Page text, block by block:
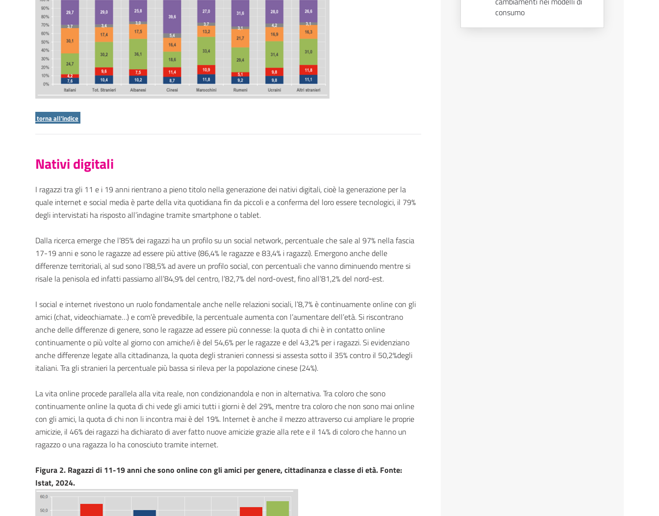
torna all'indice
Nativi digitali
I ragazzi tra gli 11 e i 19 anni rientrano a pieno titolo nella generazione dei nativi digitali, cioè la generazione per la
quale internet e social media è parte della vita quotidiana fin da piccoli e a conferma del loro essere tecnologici, il 79%
degli intervistati ha risposto all’indagine tramite smartphone o tablet.
Dalla ricerca emerge che l’85% dei ragazzi ha un profilo su un social network, percentuale che sale al 97% nella fascia
17-19 anni e sono le ragazze ad essere più attive (86,4% le ragazze e 83,4% i ragazzi). Emergono anche delle
differenze territoriali, al sud sono l’88,5% ad avere un profilo social, con percentuali che vanno diminuendo mentre si
risale la penisola ed infatti passiamo all’84,9% del centro, l’82,7% del nord-ovest, fino all’81,2% del nord-est.
I social e internet rivestono un ruolo fondamentale anche nelle relazioni sociali, l’8,7% è continuamente online con gli
amici (chat, videochiamate…) e com’è prevedibile, la percentuale aumenta con l’aumentare dell’età. Si riscontrano
anche delle differenze di genere, sono le ragazze ad essere più connesse: la quota di chi è in contatto online
continuamente o più volte al giorno con amiche/i è del 54,6% per le ragazze e del 43,2% per i ragazzi. Si evidenziano
anche differenze legate alla cittadinanza, la quota degli stranieri connessi si assesta sotto il 35% contro il 50,2%degli
italiani. Tra gli stranieri la percentuale più bassa si rileva per la popolazione cinese (24%).
La vita online procede parallela alla vita reale, non condizionandola e non in alternativa. Tra coloro che sono
continuamente online la quota di chi vede gli amici tutti i giorni è del 29%, mentre tra coloro che non sono mai online
con gli amici, la quota di chi non li incontra mai è del 19%. Internet è anche il mezzo attraverso cui ampliare le proprie
amicizie, il 46% dei ragazzi ha dichiarato di aver fatto nuove amicizie grazie alla rete e il 14% di coloro che hanno un
ragazzo o una ragazza lo ha conosciuto tramite internet.
Figura 2. Ragazzi di 11-19 anni che sono online con gli amici per genere, cittadinanza e classe di età. Fonte:
Istat, 2024.
consumo